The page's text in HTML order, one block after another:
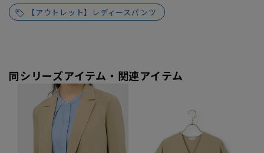
【アウトレット】レディースパンツ
同シリーズアイテム・関連アイテム